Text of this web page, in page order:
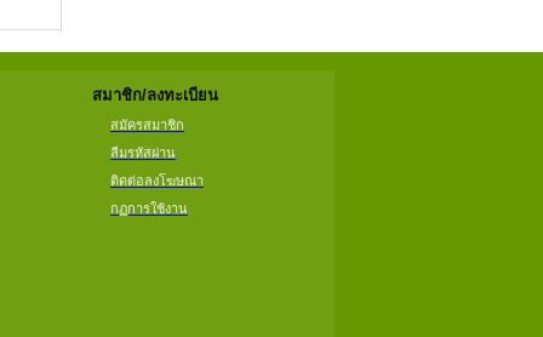
สมาชิก/ลงทะเบียน
สมัครสมาชิก
ลืมรหัสผ่าน
ติดต่อลงโฆษณา
กฏการใช้งาน